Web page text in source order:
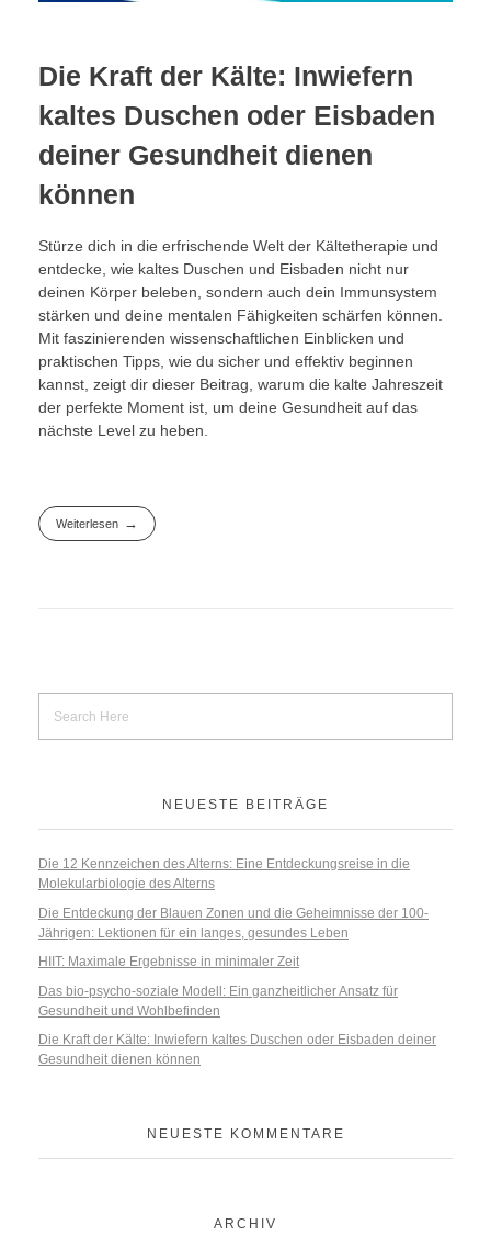
Die Kraft der Kälte: Inwiefern
kaltes Duschen oder Eisbaden
deiner Gesundheit dienen
können
Stürze dich in die erfrischende Welt der Kältetherapie und
entdecke, wie kaltes Duschen und Eisbaden nicht nur
deinen Körper beleben, sondern auch dein Immunsystem
stärken und deine mentalen Fähigkeiten schärfen können.
Mit faszinierenden wissenschaftlichen Einblicken und
praktischen Tipps, wie du sicher und effektiv beginnen
kannst, zeigt dir dieser Beitrag, warum die kalte Jahreszeit
der perfekte Moment ist, um deine Gesundheit auf das
nächste Level zu heben.
Weiterlesen
NEUESTE BEITRÄGE
Die 12 Kennzeichen des Alterns: Eine Entdeckungsreise in die
Molekularbiologie des Alterns
Die Entdeckung der Blauen Zonen und die Geheimnisse der 100-
Jährigen: Lektionen für ein langes, gesundes Leben
HIIT: Maximale Ergebnisse in minimaler Zeit
Das bio-psycho-soziale Modell: Ein ganzheitlicher Ansatz für
Gesundheit und Wohlbefinden
Die Kraft der Kälte: Inwiefern kaltes Duschen oder Eisbaden deiner
Gesundheit dienen können
NEUESTE KOMMENTARE
ARCHIV